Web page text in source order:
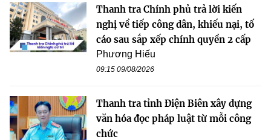
Thanh tra Chính phủ trả lời kiến
nghị về tiếp công dân, khiếu nại, tố
cáo sau sắp xếp chính quyền 2 cấp
Phương Hiếu
09:15 09/08/2026
Thanh tra tỉnh Điện Biên xây dựng
văn hóa đọc pháp luật từ mỗi công
chức